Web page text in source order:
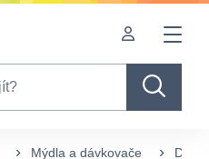
Mýdla a dávkovače